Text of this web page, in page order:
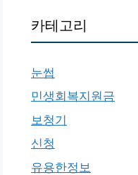
카테고리
눈썹
민생회복지원금
보청기
신청
유용한정보